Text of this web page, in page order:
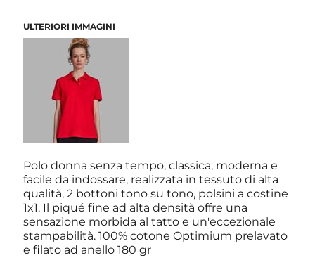
ULTERIORI IMMAGINI
Polo donna senza tempo, classica, moderna e
facile da indossare, realizzata in tessuto di alta
qualità, 2 bottoni tono su tono, polsini a costine
1x1. Il piqué fine ad alta densità offre una
sensazione morbida al tatto e un'eccezionale
stampabilità. 100% cotone Optimium prelavato
e filato ad anello 180 gr